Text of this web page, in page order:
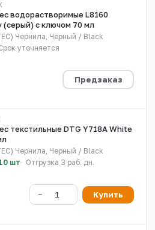
водорастворимые L8160
(серый) с ключом 70 мл
Чернила, Черный / Black
уточняется
Предзаказ
текстильные DTG Y718A White
Чернила, Черный / Black
шт
Отгрузка 3 раб. дн.
Купить